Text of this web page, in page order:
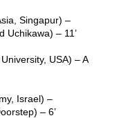
Singapur) –
Uchikawa) – 11’
USA) – A
Israel) –
– 6’